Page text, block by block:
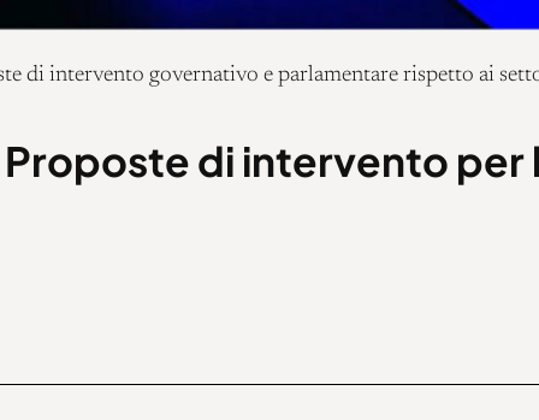
di intervento per
di intervento governativo e parlamentare rispetto ai